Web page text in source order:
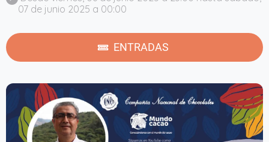
07 de junio 2025 a 00:00
ENTRADAS